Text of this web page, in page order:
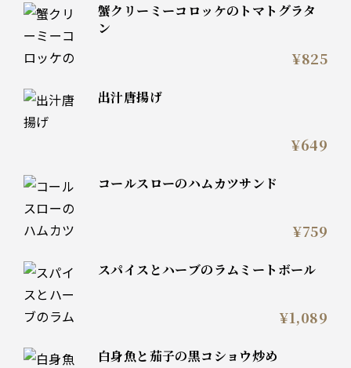
蟹クリーミーコロッケのトマトグラタ
ン
¥825
出汁唐揚げ
¥649
コールスローのハムカツサンド
¥759
スパイスとハーブのラムミートボール
¥1,089
白身魚と茄子の黒コショウ炒め